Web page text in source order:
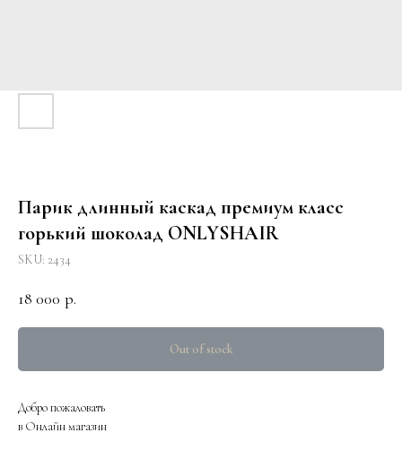
Парик длинный каскад премиум класс
горький шоколад ONLYSHAIR
SKU: 2434
18 000 р.
Out of stock
Добро пожаловать
в Онлайн магазин